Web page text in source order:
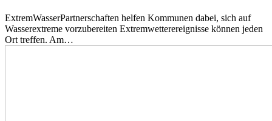
ExtremWasserPartnerschaften helfen Kommunen dabei, sich auf
Wasserextreme vorzubereiten Extremwetterereignisse können jeden
Ort treffen. Am…